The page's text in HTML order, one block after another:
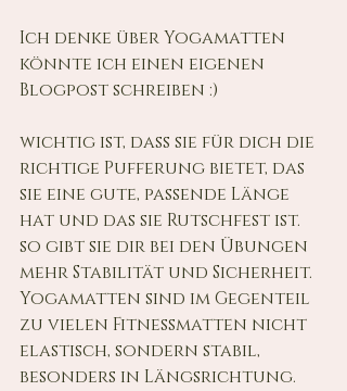
Ich denke über Yogamatten
könnte ich einen eigenen
Blogpost schreiben :)
wichtig ist, dass sie für dich die
richtige Pufferung bietet, das
sie eine gute, passende Länge
hat und das sie Rutschfest ist.
so gibt sie dir bei den Übungen
mehr Stabilität und Sicherheit.
Yogamatten sind im Gegenteil
zu vielen Fitnessmatten nicht
elastisch, sondern stabil,
besonders in Längsrichtung.